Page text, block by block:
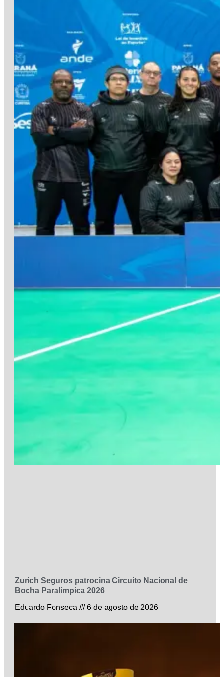
Zurich Seguros patrocina Circuito Nacional de
Bocha Paralímpica 2026
Eduardo Fonseca
6 de agosto de 2026